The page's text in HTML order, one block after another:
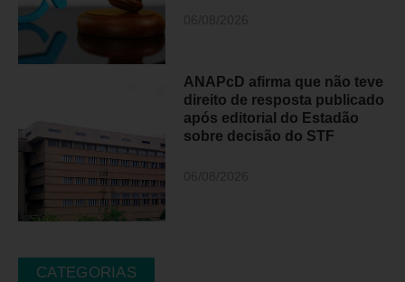
ANAPcD afirma que não teve
direito de resposta publicado
após editorial do Estadão
sobre decisão do STF
CATEGORIAS